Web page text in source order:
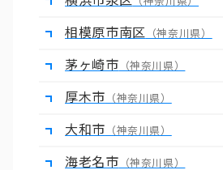
相模原市南区 （神奈川県）
茅ヶ崎市 （神奈川県）
厚木市 （神奈川県）
大和市 （神奈川県）
海老名市 （神奈川県）